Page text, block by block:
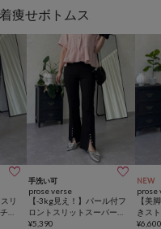
痩せボトムス

リ
パ
手洗い可 
prose verse
【-3kg見え！】パール付フ
ロントスリットスーパース
トレッチパンツ
¥5,390
NEW
prose
【美
きス
¥